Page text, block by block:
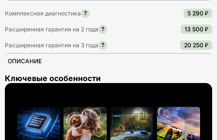
Комплексная диагностика ? 5 290 ₽
Расширенная гарантия на 2 года ? 13 500 ₽
Расширенная гарантия на 3 года ? 20 250 ₽
ОПИСАНИЕ
Ключевые особенности